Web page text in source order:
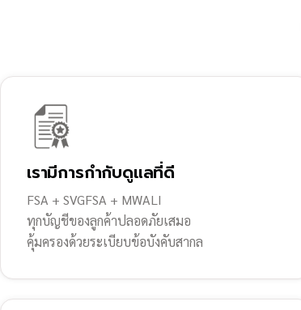
เรามีการกำกับดูแลที่ดี
FSA + SVGFSA + MWALI
ทุกบัญชีของลูกค้าปลอดภัยเสมอ
คุ้มครองด้วยระเบียบข้อบังคับสากล